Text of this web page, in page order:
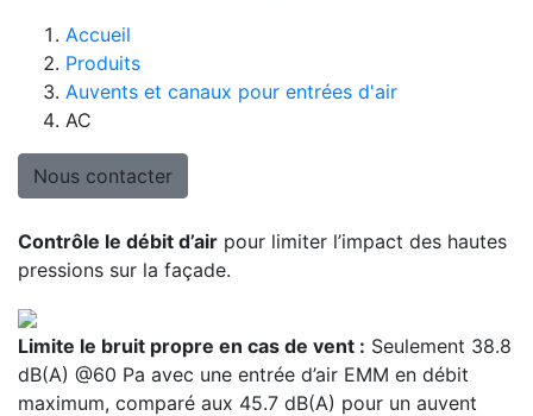
Accueil
Produits
Auvents et canaux pour entrées d'air
AC
Nous contacter
Contrôle le débit d’air pour limiter l’impact des hautes
pressions sur la façade.
Limite le bruit propre en cas de vent : Seulement 38.8
dB(A) @60 Pa avec une entrée d’air EMM en débit
maximum, comparé aux 45.7 dB(A) pour un auvent